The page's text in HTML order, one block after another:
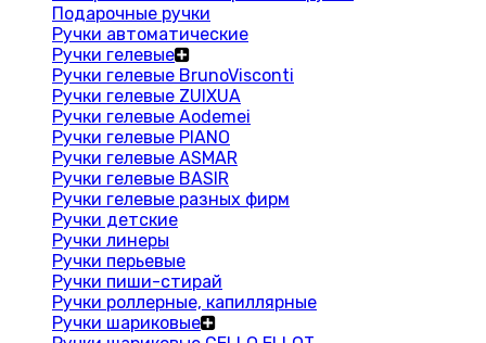
Подарочные ручки
Ручки автоматические
Ручки гелевые
Ручки гелевые BrunoVisconti
Ручки гелевые ZUIXUA
Ручки гелевые Aodemei
Ручки гелевые PIANO
Ручки гелевые ASMAR
Ручки гелевые BASIR
Ручки гелевые разных фирм
Ручки детские
Ручки линеры
Ручки перьевые
Ручки пиши-стирай
Ручки роллерные, капиллярные
Ручки шариковые